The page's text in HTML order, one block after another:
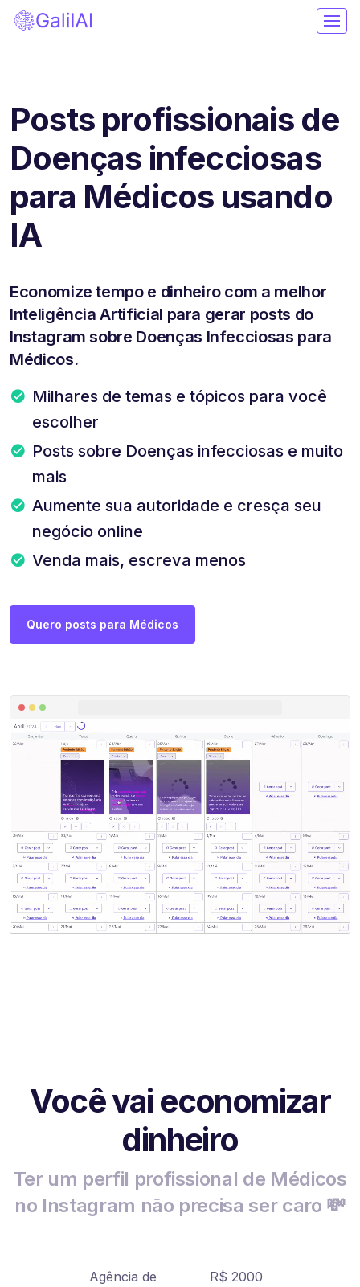
Posts profissionais de
Doenças infecciosas
para Médicos usando
IA
Economize tempo e dinheiro com a melhor
Inteligência Artificial para gerar posts do
Instagram sobre Doenças Infecciosas para
Médicos.
Milhares de temas e tópicos para você
escolher
Posts sobre Doenças infecciosas e muito
mais
Aumente sua autoridade e cresça seu
negócio online
Venda mais, escreva menos
Quero posts para Médicos
Você vai economizar
dinheiro
Ter um perfil profissional de Médicos
no Instagram não precisa ser caro 💸
Agência de
R$ 2000